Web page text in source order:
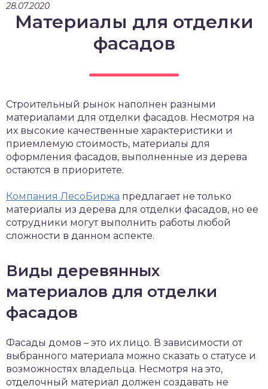
28.07.2020
Материалы для отделки
фасадов
Строительный рынок наполнен разными
материалами для отделки фасадов. Несмотря на
их высокие качественные характеристики и
приемлемую стоимость, материалы для
оформления фасадов, выполненные из дерева
остаются в приоритете.
Компания ЛесоБиржа предлагает не только
материалы из дерева для отделки фасадов, но ее
сотрудники могут выполнить работы любой
сложности в данном аспекте.
Виды деревянных
материалов для отделки
фасадов
Фасады домов – это их лицо. В зависимости от
выбранного материала можно сказать о статусе и
возможностях владельца. Несмотря на это,
отделочный материал должен создавать не